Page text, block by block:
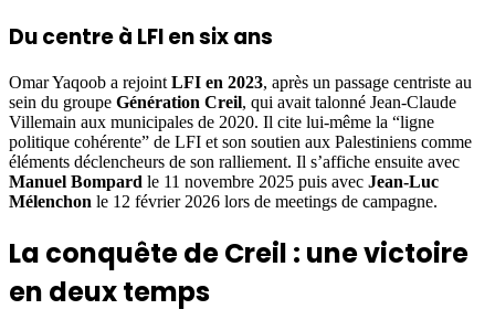
Du centre à LFI en six ans
Omar Yaqoob a rejoint LFI en 2023, après un passage centriste au
sein du groupe Génération Creil, qui avait talonné Jean-Claude
Villemain aux municipales de 2020. Il cite lui-même la “ligne
politique cohérente” de LFI et son soutien aux Palestiniens comme
éléments déclencheurs de son ralliement. Il s’affiche ensuite avec
Manuel Bompard le 11 novembre 2025 puis avec Jean-Luc
Mélenchon le 12 février 2026 lors de meetings de campagne.
La conquête de Creil : une victoire
en deux temps